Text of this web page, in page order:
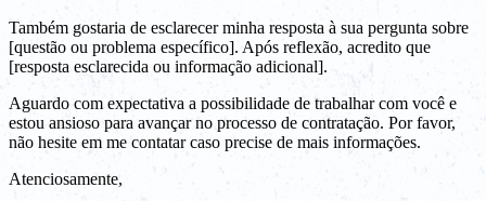
Também gostaria de esclarecer minha resposta à sua pergunta sobre
[questão ou problema específico]. Após reflexão, acredito que
[resposta esclarecida ou informação adicional].
Aguardo com expectativa a possibilidade de trabalhar com você e
estou ansioso para avançar no processo de contratação. Por favor,
não hesite em me contatar caso precise de mais informações.
Atenciosamente,